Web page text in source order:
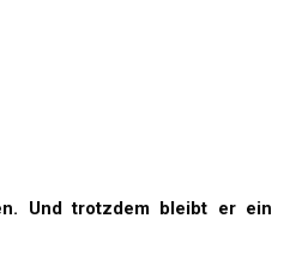
Und trotzdem bleibt er ein